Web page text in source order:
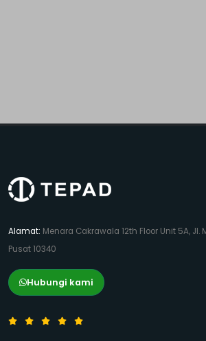
Alamat: Menara Cakrawala 12th Floor Unit 5A, Jl.
Pusat 10340
Hubungi kami